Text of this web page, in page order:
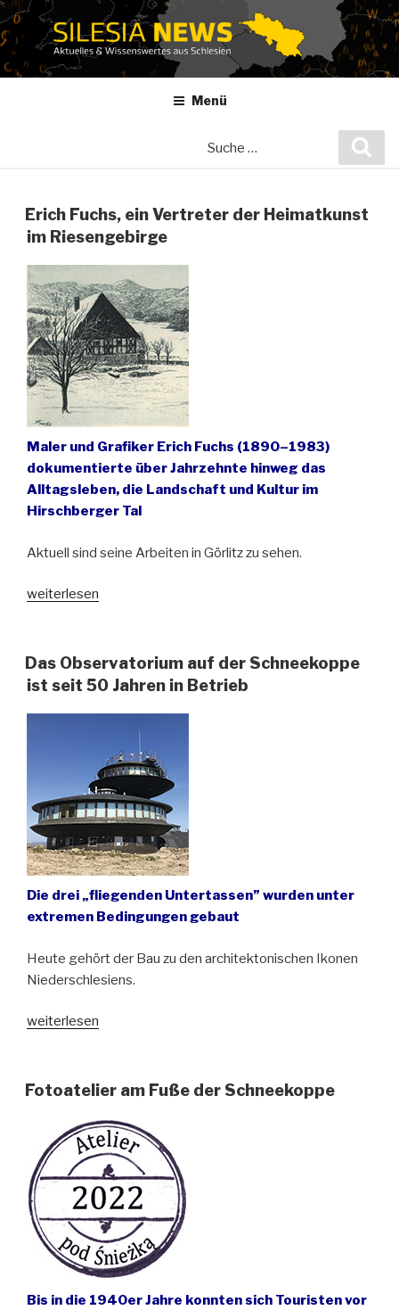
Zum
Inhalt
springen
Menü
Erich Fuchs, ein Vertreter der Heimatkunst
im Riesengebirge
Maler und Grafiker Erich Fuchs (1890–1983)
dokumentierte über Jahrzehnte hinweg das
Alltagsleben, die Landschaft und Kultur im
Hirschberger Tal
Aktuell sind seine Arbeiten in Görlitz zu sehen.
„Erich
Vertreter
der
weiterlesen
Das Observatorium auf der Schneekoppe
ist seit 50 Jahren in Betrieb
Die drei „fliegenden Untertassen” wurden unter
extremen Bedingungen gebaut
Heute gehört der Bau zu den architektonischen Ikonen
Niederschlesiens.
„Das
der
seit
50
Jahren
in
Betrieb“
weiterlesen
Fotoatelier am Fuße der Schneekoppe
Bis in die 1940er Jahre konnten sich Touristen vor